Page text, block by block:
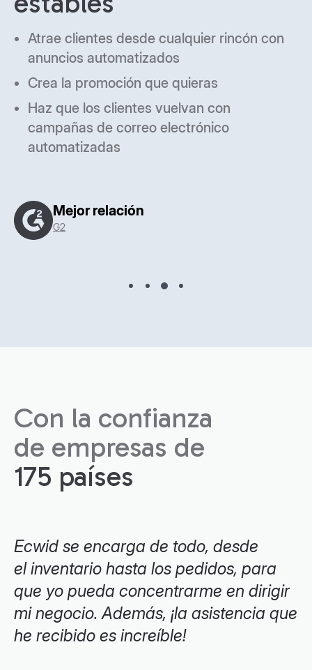
Conecta canales de venta como Amazon
y gestiónalo todo desde un único panel
de control
Utiliza informes avanzados sobre
el comportamiento de los clientes para
tomar mejores decisiones
Realiza cambios de diseño más profundos
con código personalizado y Next.js
Mejores resultados
G2
Con la confianza
de empresas de
175 países
Ecwid se encarga de todo, desde
el inventario hasta los pedidos, para
que yo pueda concentrarme en dirigir
mi negocio. Además, ¡la asistencia que
he recibido es increíble!